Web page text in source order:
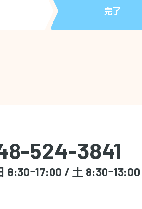
完了
524-3841
8:30ｰ17:00 / 土 8:30ｰ13:00